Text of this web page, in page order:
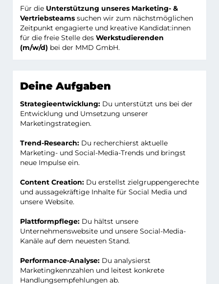
Für die Unterstützung unseres Marketing- &
Vertriebsteams suchen wir zum nächstmöglichen
Zeitpunkt engagierte und kreative Kandidat:innen
für die freie Stelle des Werkstudierenden
(m/w/d) bei der MMD GmbH.
Deine Aufgaben
Strategieentwicklung: Du unterstützt uns bei der
Entwicklung und Umsetzung unserer
Marketingstrategien.
Trend-Research: Du recherchierst aktuelle
Marketing- und Social-Media-Trends und bringst
neue Impulse ein.
Content Creation: Du erstellst zielgruppengerechte
und aussagekräftige Inhalte für Social Media und
unsere Website.
Plattformpflege: Du hältst unsere
Unternehmenswebsite und unsere Social-Media-
Kanäle auf dem neuesten Stand.
Performance-Analyse: Du analysierst
Marketingkennzahlen und leitest konkrete
Handlungsempfehlungen ab.